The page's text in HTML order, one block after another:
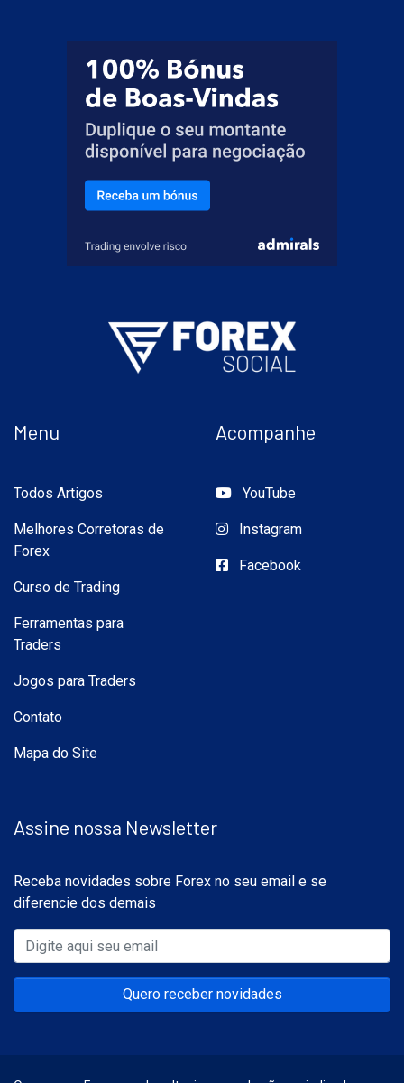
Menu
Todos Artigos
Melhores Corretoras de
Forex
Curso de Trading
Ferramentas para
Traders
Jogos para Traders
Contato
Mapa do Site
Acompanhe
YouTube
Instagram
Facebook
Assine nossa Newsletter
Receba novidades sobre Forex no seu email e se
diferencie dos demais
Quero receber novidades